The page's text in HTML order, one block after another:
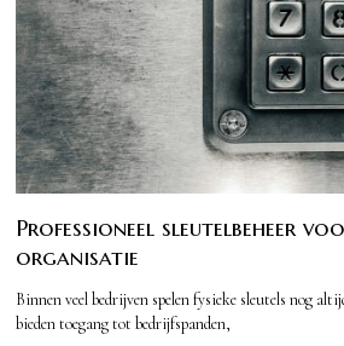
Professioneel sleutelbeheer
organisatie
Binnen veel bedrijven spelen fysieke sleutels nog
bieden toegang tot bedrijfspanden,